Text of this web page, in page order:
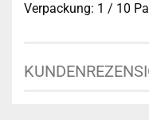
Verpackung: 1 / 10